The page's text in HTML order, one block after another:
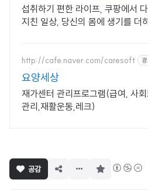
섭취하기 편한 라이프, 쿠팡에서
지친 일상, 당신의 몸에 생기를 더
http://cafe.naver.com/caresoft
요양세상
재가센터 관리프로그램(급여, 사
관리,재활운동,레크)
공감